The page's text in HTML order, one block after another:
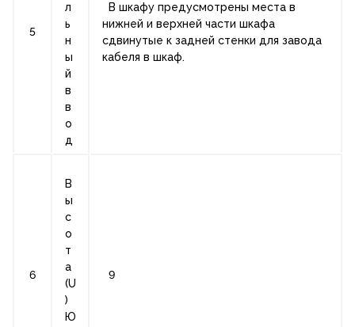
5
л
ь
н
ы
й
в
в
о
д
В шкафу предусмотрены места в
нижней и верхней части шкафа
сдвинутые к задней стенки для завода
кабеля в шкаф.
6
В
ы
с
о
т
а
(U
)
Ю
9